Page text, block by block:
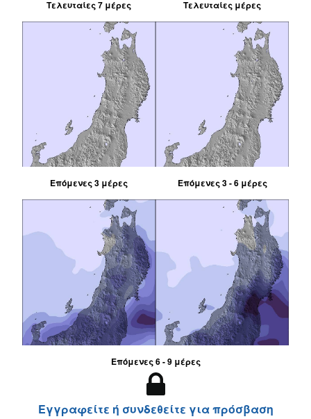
Τελευταίες 7 μέρες Τελευταίες μέρες
Επόμενες 3 μέρες Επόμενες 3 - 6 μέρες
Επόμενες 6 - 9 μέρες
Εγγραφείτε ή συνδεθείτε για πρόσβαση